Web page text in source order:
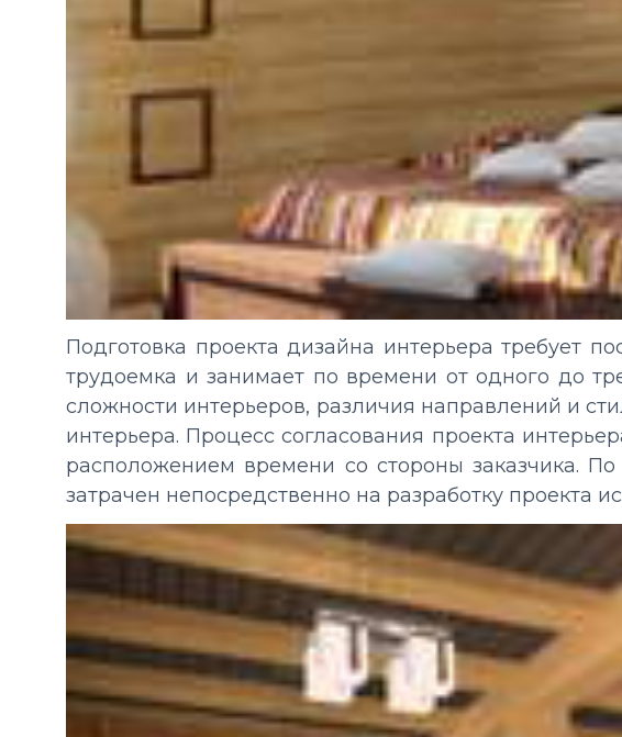
Подготовка проекта дизайна интерьера требует
трудоемка и занимает по времени от одного до
сложности интерьеров, различия направлений и
интерьера. Процесс согласования проекта
расположением времени со стороны заказчика.
затрачен непосредственно на разработку проекта